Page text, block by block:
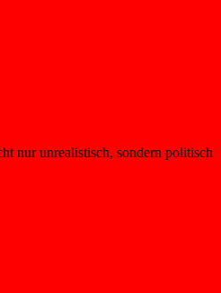
nur unrealistisch, sondern politisch